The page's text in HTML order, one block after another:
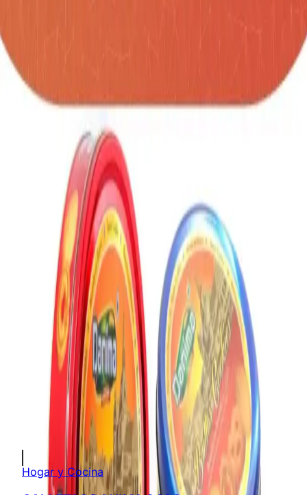
114G
Galletas de mantequilla tipo Danesa surtidas con
diferentes formas y sabores, ideales para regalos
y anchetas. Mantener en lugar fresco. Contenido:
114g. Vencimiento: 24 meses. Unidad de
empaque: 24 cajas metálicas / caja.
Cantidad
unidades
AGREGAR A COTIZACIÓN
Información Importante
Personalización disponible (logo, colores,
grabado)
Cotización sin compromiso
Envíos a todo Colombia
Productos Relacionados
Hogar y Cocina